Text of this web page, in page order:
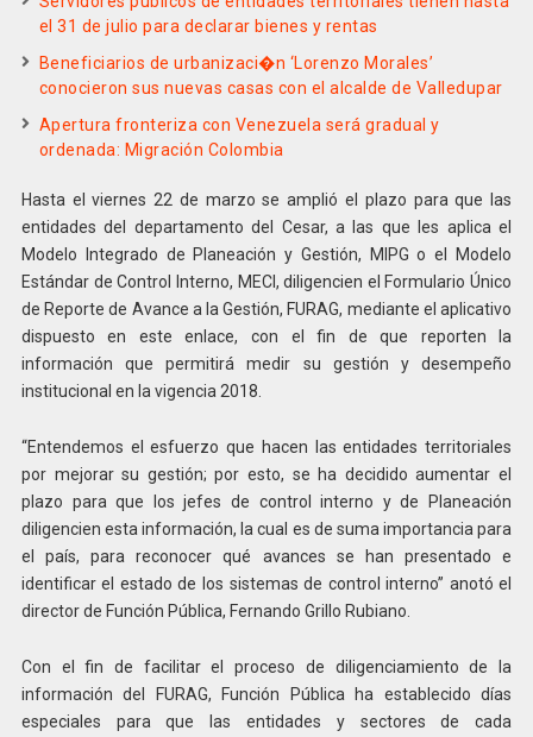
el 31 de julio para declarar bienes y rentas
Beneficiarios de urbanizaci�n ‘Lorenzo Morales’
conocieron sus nuevas casas con el alcalde de Valledupar
Apertura fronteriza con Venezuela será gradual y
ordenada: Migración Colombia
Hasta el viernes 22 de marzo se amplió el plazo para que las
entidades del departamento del Cesar, a las que les aplica el
Modelo Integrado de Planeación y Gestión, MIPG o el Modelo
Estándar de Control Interno, MECI, diligencien el Formulario Único
de Reporte de Avance a la Gestión, FURAG, mediante el aplicativo
dispuesto en este enlace, con el fin de que reporten la
información que permitirá medir su gestión y desempeño
institucional en la vigencia 2018.
“Entendemos el esfuerzo que hacen las entidades territoriales
por mejorar su gestión; por esto, se ha decidido aumentar el
plazo para que los jefes de control interno y de Planeación
diligencien esta información, la cual es de suma importancia para
el país, para reconocer qué avances se han presentado e
identificar el estado de los sistemas de control interno” anotó el
director de Función Pública, Fernando Grillo Rubiano.
Con el fin de facilitar el proceso de diligenciamiento de la
información del FURAG, Función Pública ha establecido días
especiales para que las entidades y sectores de cada